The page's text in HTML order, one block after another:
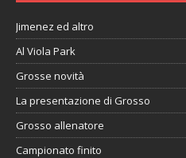
Jimenez ed altro
Al Viola Park
Grosse novità
La presentazione di Grosso
Grosso allenatore
Campionato finito